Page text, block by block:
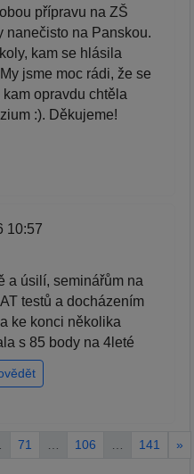
přípravu na ZŠ
nanečisto na Panskou.
kam se hlásila
jsme moc rádi, že se
opravdu chtěla
:). Děkujeme!
10:57
a úsilí, seminářům na
testů a docházením
ke konci několika
s 85 body na 4leté
71 106 141 »